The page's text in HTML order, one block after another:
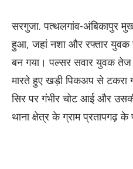
सरगुजा. पत्थलगांव-अंबिकापुर
हुआ, जहां नशा और रफ्तार युवक
बन गया। पल्सर सवार युवक
मारते हुए खड़ी पिकअप से टकरा
सिर पर गंभीर चोट आई और
थाना क्षेत्र के ग्राम प्रतापगढ़